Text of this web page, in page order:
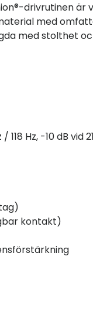
drivrutinen är
med
med stolthet
Hz, -10 dB vid
kontakt)